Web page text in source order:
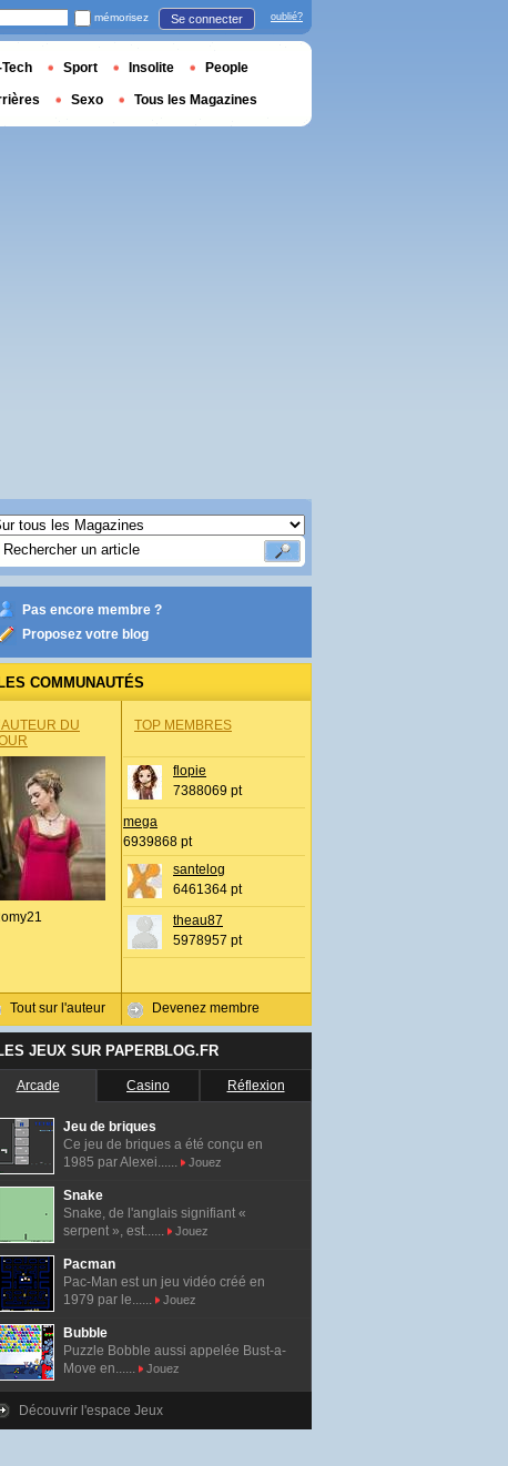
Pas encore membre ?
Proposez votre blog
LES COMMUNAUTÉS
DU
Tout sur l'auteur
TOP MEMBRES
flopie
7388069 pt
mega
6939868 pt
santelog
6461364 pt
theau87
5978957 pt
Devenez membre
JEUX SUR PAPERBLOG.FR
Arcade Casino Réflexion
Jeu de briques
Ce jeu de briques a été conçu en
1985 par Alexei......
Jouez
Snake
Snake, de l'anglais signifiant «
serpent », est......
Jouez
Pacman
Pac-Man est un jeu vidéo créé en
1979 par le......
Jouez
Bubble
Puzzle Bobble aussi appelée Bust-a-
Move en......
Jouez
Découvrir l'espace Jeux
mémorisez Se connecter oublié?
Tech Sport Insolite People
Sexo Tous les Magazines